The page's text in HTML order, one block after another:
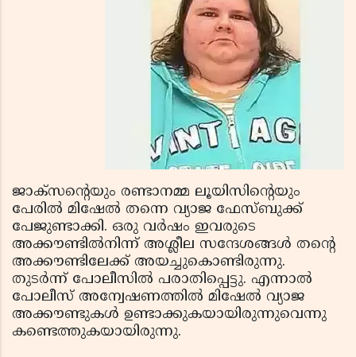
ജാക്‌സന്റെയും രണ്ടാനമ്മ ലൂയിസിന്റെയും
പേരില്‍ മിഷേല്‍ തന്നെ വ്യാജ ഫേസ്ബുക്ക്
പേജുണ്ടാക്കി. ഒരു വര്‍ഷം ഇവരുടെ
അക്കൗണ്ടില്‍നിന്ന് അശ്ലീല സന്ദേശങ്ങള്‍ തന്റെ
അക്കൗണ്ടിലേക്ക് അയച്ചുകൊണ്ടിരുന്നു.
തുടര്‍ന്ന് പോലീസില്‍ പരാതിപ്പെട്ടു. എന്നാല്‍
പോലീസ് അന്വേഷണത്തില്‍ മിഷേല്‍ വ്യാജ
അക്കൗണ്ടുകള്‍ ഉണ്ടാക്കുകയായിരുന്നുവെന്നു
കണ്ടെത്തുകയായിരുന്നു.